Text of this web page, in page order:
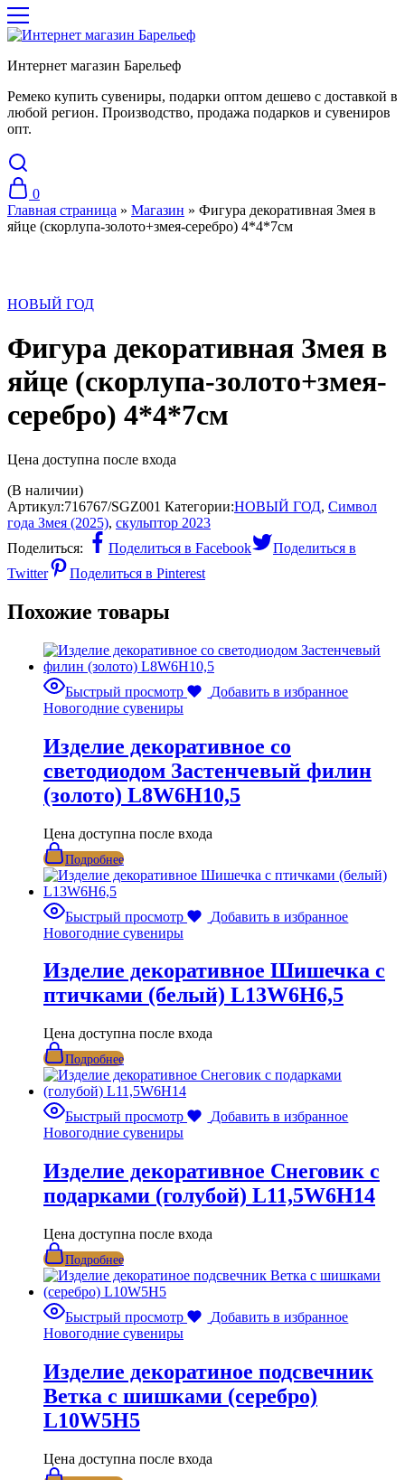
Интернет магазин Барельеф
Ремеко купить сувениры, подарки оптом дешево с доставкой в
любой регион. Производство, продажа подарков и сувениров
опт.
0
Главная страница » Магазин » Фигура декоративная Змея в
яйце (скорлупа-золото+змея-серебро) 4*4*7см
НОВЫЙ ГОД
Фигура декоративная Змея в
яйце (скорлупа-золото+змея-
серебро) 4*4*7см
Цена доступна после входа
(В наличии)
Артикул:716767/SGZ001 Категории:НОВЫЙ ГОД, Символ
года Змея (2025), скульптор 2023
Поделиться:
Поделиться в Facebook
Поделиться в
Twitter
Поделиться в Pinterest
Похожие товары
Быстрый просмотр
Добавить в избранное
Новогодние сувениры
Изделие декоративное со
светодиодом Застенчевый филин
(золото) L8W6H10,5
Цена доступна после входа
Подробнее
Быстрый просмотр
Добавить в избранное
Новогодние сувениры
Изделие декоративное Шишечка с
птичками (белый) L13W6H6,5
Цена доступна после входа
Подробнее
Быстрый просмотр
Добавить в избранное
Новогодние сувениры
Изделие декоративное Снеговик с
подарками (голубой) L11,5W6H14
Цена доступна после входа
Подробнее
Быстрый просмотр
Добавить в избранное
Новогодние сувениры
Изделие декоратиное подсвечник
Ветка с шишками (серебро)
L10W5H5
Цена доступна после входа